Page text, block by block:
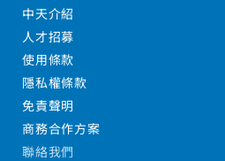
中天介紹
人才招募
使用條款
隱私權條款
免責聲明
商務合作方案
聯絡我們